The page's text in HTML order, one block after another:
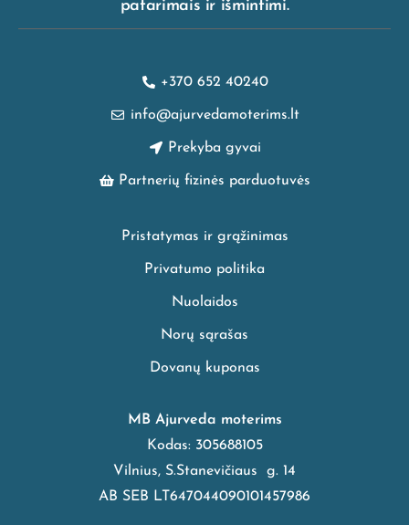
patarimais ir išmintimi.
+370 652 40240
info@ajurvedamoterims.lt
Prekyba gyvai
Partnerių fizinės parduotuvės
Pristatymas ir grąžinimas
Privatumo politika
Nuolaidos
Norų sąrašas
Dovanų kuponas
MB Ajurveda moterims
Kodas: 305688105
Vilnius, S.Stanevičiaus g. 14
AB SEB LT647044090101457986